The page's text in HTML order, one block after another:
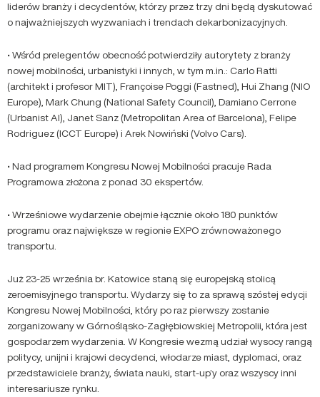
liderów branży i decydentów, którzy przez trzy dni będą dyskutować
o najważniejszych wyzwaniach i trendach dekarbonizacyjnych.
• Wśród prelegentów obecność potwierdziły autorytety z branży
nowej mobilności, urbanistyki i innych, w tym m.in.: Carlo Ratti
(architekt i profesor MIT), Françoise Poggi (Fastned), Hui Zhang (NIO
Europe), Mark Chung (National Safety Council), Damiano Cerrone
(Urbanist AI), Janet Sanz (Metropolitan Area of Barcelona), Felipe
Rodriguez (ICCT Europe) i Arek Nowiński (Volvo Cars).
• Nad programem Kongresu Nowej Mobilności pracuje Rada
Programowa złożona z ponad 30 ekspertów.
• Wrześniowe wydarzenie obejmie łącznie około 180 punktów
programu oraz największe w regionie EXPO zrównoważonego
transportu.
Już 23-25 września br. Katowice staną się europejską stolicą
zeroemisyjnego transportu. Wydarzy się to za sprawą szóstej edycji
Kongresu Nowej Mobilności, który po raz pierwszy zostanie
zorganizowany w Górnośląsko-Zagłębiowskiej Metropolii, która jest
gospodarzem wydarzenia. W Kongresie wezmą udział wysocy rangą
politycy, unijni i krajowi decydenci, włodarze miast, dyplomaci, oraz
przedstawiciele branży, świata nauki, start-up’y oraz wszyscy inni
interesariusze rynku.